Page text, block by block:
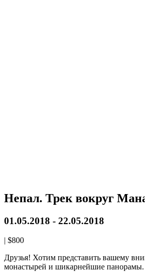
Непал. Трек вокруг
01.05.2018 - 22.05.2018
| $800
Друзья! Хотим представить вашему
монастырей и шикарнейшие панорамы.